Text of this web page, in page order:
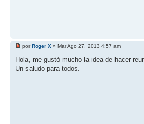
porRoger X » Mar Ago 27, 2013 4:57 am
Hola, me gustó mucho la idea de hacer
Un saludo para todos.